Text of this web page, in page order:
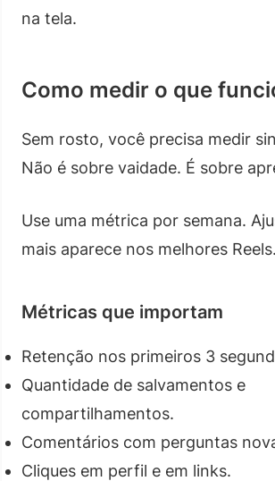
na tela.
Como medir o que
Sem rosto, você precisa medir
Não é sobre vaidade. É sobre
Use uma métrica por semana.
mais aparece nos melhores Reels.
Métricas que importam
Retenção nos primeiros 3
Quantidade de salvamentos e
compartilhamentos.
Comentários com perguntas
Cliques em perfil e em links.